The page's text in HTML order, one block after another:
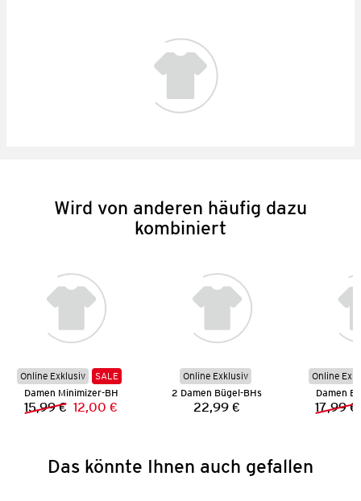
Wird von anderen häufig dazu
kombiniert
Online Exklusiv
SALE
Damen Minimizer-BH
Vorheriger Preis:
15,99 € Neuer Preis:
12,00 €
Online Exklusiv
2 Damen Bügel-BHs
Preis:
22,99 €
Online
Damen
17,99 €
Das könnte Ihnen auch gefallen